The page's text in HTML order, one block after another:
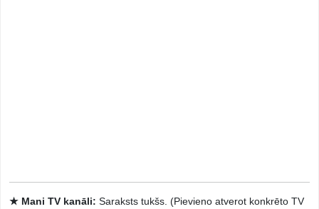
★ Mani TV kanāli: Saraksts tukšs. (Pievieno atverot konkrēto TV